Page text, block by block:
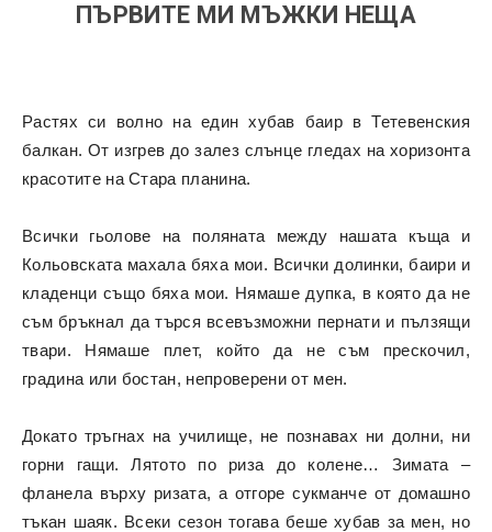
ПЪРВИТЕ МИ МЪЖКИ НЕЩА
Растях си волно на един хубав баир в Тетевенския
балкан. От изгрев до залез слънце гледах на хоризонта
красотите на Стара планина.
Всички гьолове на поляната между нашата къща и
Кольовската махала бяха мои. Всички долинки, баири и
кладенци също бяха мои. Нямаше дупка, в която да не
съм бръкнал да търся всевъзможни пернати и пълзящи
твари. Нямаше плет, който да не съм прескочил,
градина или бостан, непроверени от мен.
Докато тръгнах на училище, не познавах ни долни, ни
горни гащи. Лятото по риза до колене… Зимата –
фланела върху ризата, а отгоре сукманче от домашно
тъкан шаяк. Всеки сезон тогава беше хубав за мен, но